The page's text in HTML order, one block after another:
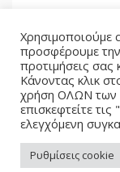
Χρησιμοποιούμε
προσφέρουμε την
προτιμήσεις σας
Κάνοντας κλικ
χρήση ΟΛΩΝ των
επισκεφτείτε
ελεγχόμενη
Ρυθμίσεις cookie